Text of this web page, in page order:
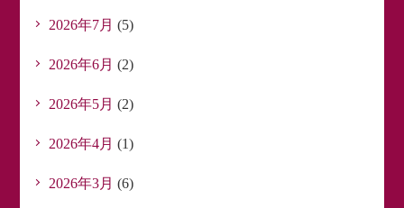
2026年7月 (5)
2026年6月 (2)
2026年5月 (2)
2026年4月 (1)
2026年3月 (6)